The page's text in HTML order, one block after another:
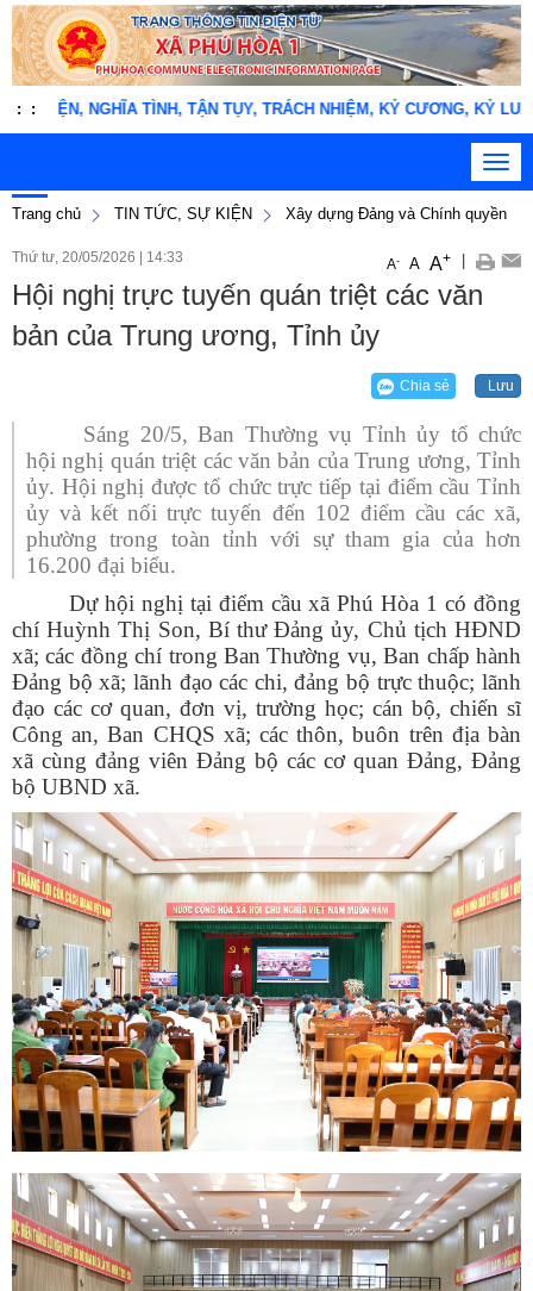
: : TÌNH, TẬN TỤY, TRÁCH NHIỆM, KỶ CƯƠNG, KỶ LUẬT" !
Trang chủ
TIN TỨC, SỰ KIỆN Xây dựng Đảng và Chính quyền
Thứ tư, 20/05/2026 14:33 A- A A+
Hội nghị trực tuyến quán triệt các văn
bản của Trung ương, Tỉnh ủy
Chia sẻ Lưu
Sáng 20/5, Ban Thường vụ Tỉnh ủy tổ chức
hội nghị quán triệt các văn bản của Trung ương, Tỉnh
ủy. Hội nghị được tổ chức trực tiếp tại điểm cầu Tỉnh
ủy và kết nối trực tuyến đến 102 điểm cầu các xã,
phường trong toàn tỉnh với sự tham gia của hơn
16.200 đại biểu.
Dự hội nghị tại điểm cầu xã Phú Hòa 1 có đồng
chí Huỳnh Thị Son, Bí thư Đảng ủy, Chủ tịch HĐND
xã; các đồng chí trong Ban Thường vụ, Ban chấp hành
Đảng bộ xã; lãnh đạo các chi, đảng bộ trực thuộc; lãnh
đạo các cơ quan, đơn vị, trường học; cán bộ, chiến sĩ
Công an, Ban CHQS xã; các thôn, buôn trên địa bàn
xã cùng đảng viên Đảng bộ các cơ quan Đảng, Đảng
bộ UBND xã.